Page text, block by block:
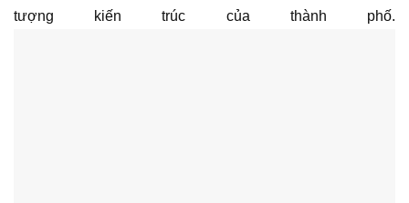
tượng kiến trúc của thành phố.